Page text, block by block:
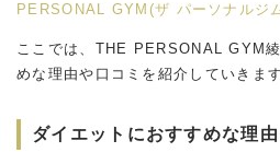
PERSONAL GYM(ザ パーソナルジ
ここでは、THE PERSONAL GYM
めな理由や口コミを紹介していきます
ダイエットにおすすめな理由